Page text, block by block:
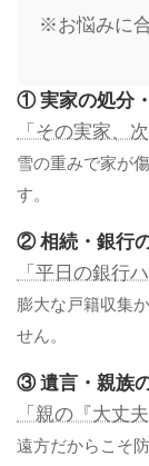
※お悩みに
① 実家の処分
「その実家、
雪の重みで家が
す。
② 相続・銀行
「平日の銀行
膨大な戸籍収集
せん。
③ 遺言・親族
「親の『大丈
遠方だからこそ